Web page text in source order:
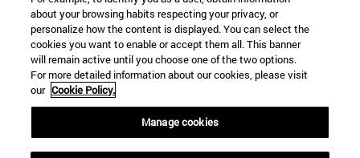
FUNCIÓN Y FICCIÓN. Varios artistas
Más información
about your browsing habits respecting your privacy, or
personalize how the content is displayed. You can select the
cookies you want to enable or accept them all. This banner
will remain active until you choose one of the two options.
For more detailed information about our cookies, please visit
our Cookie Policy.
Manage cookies